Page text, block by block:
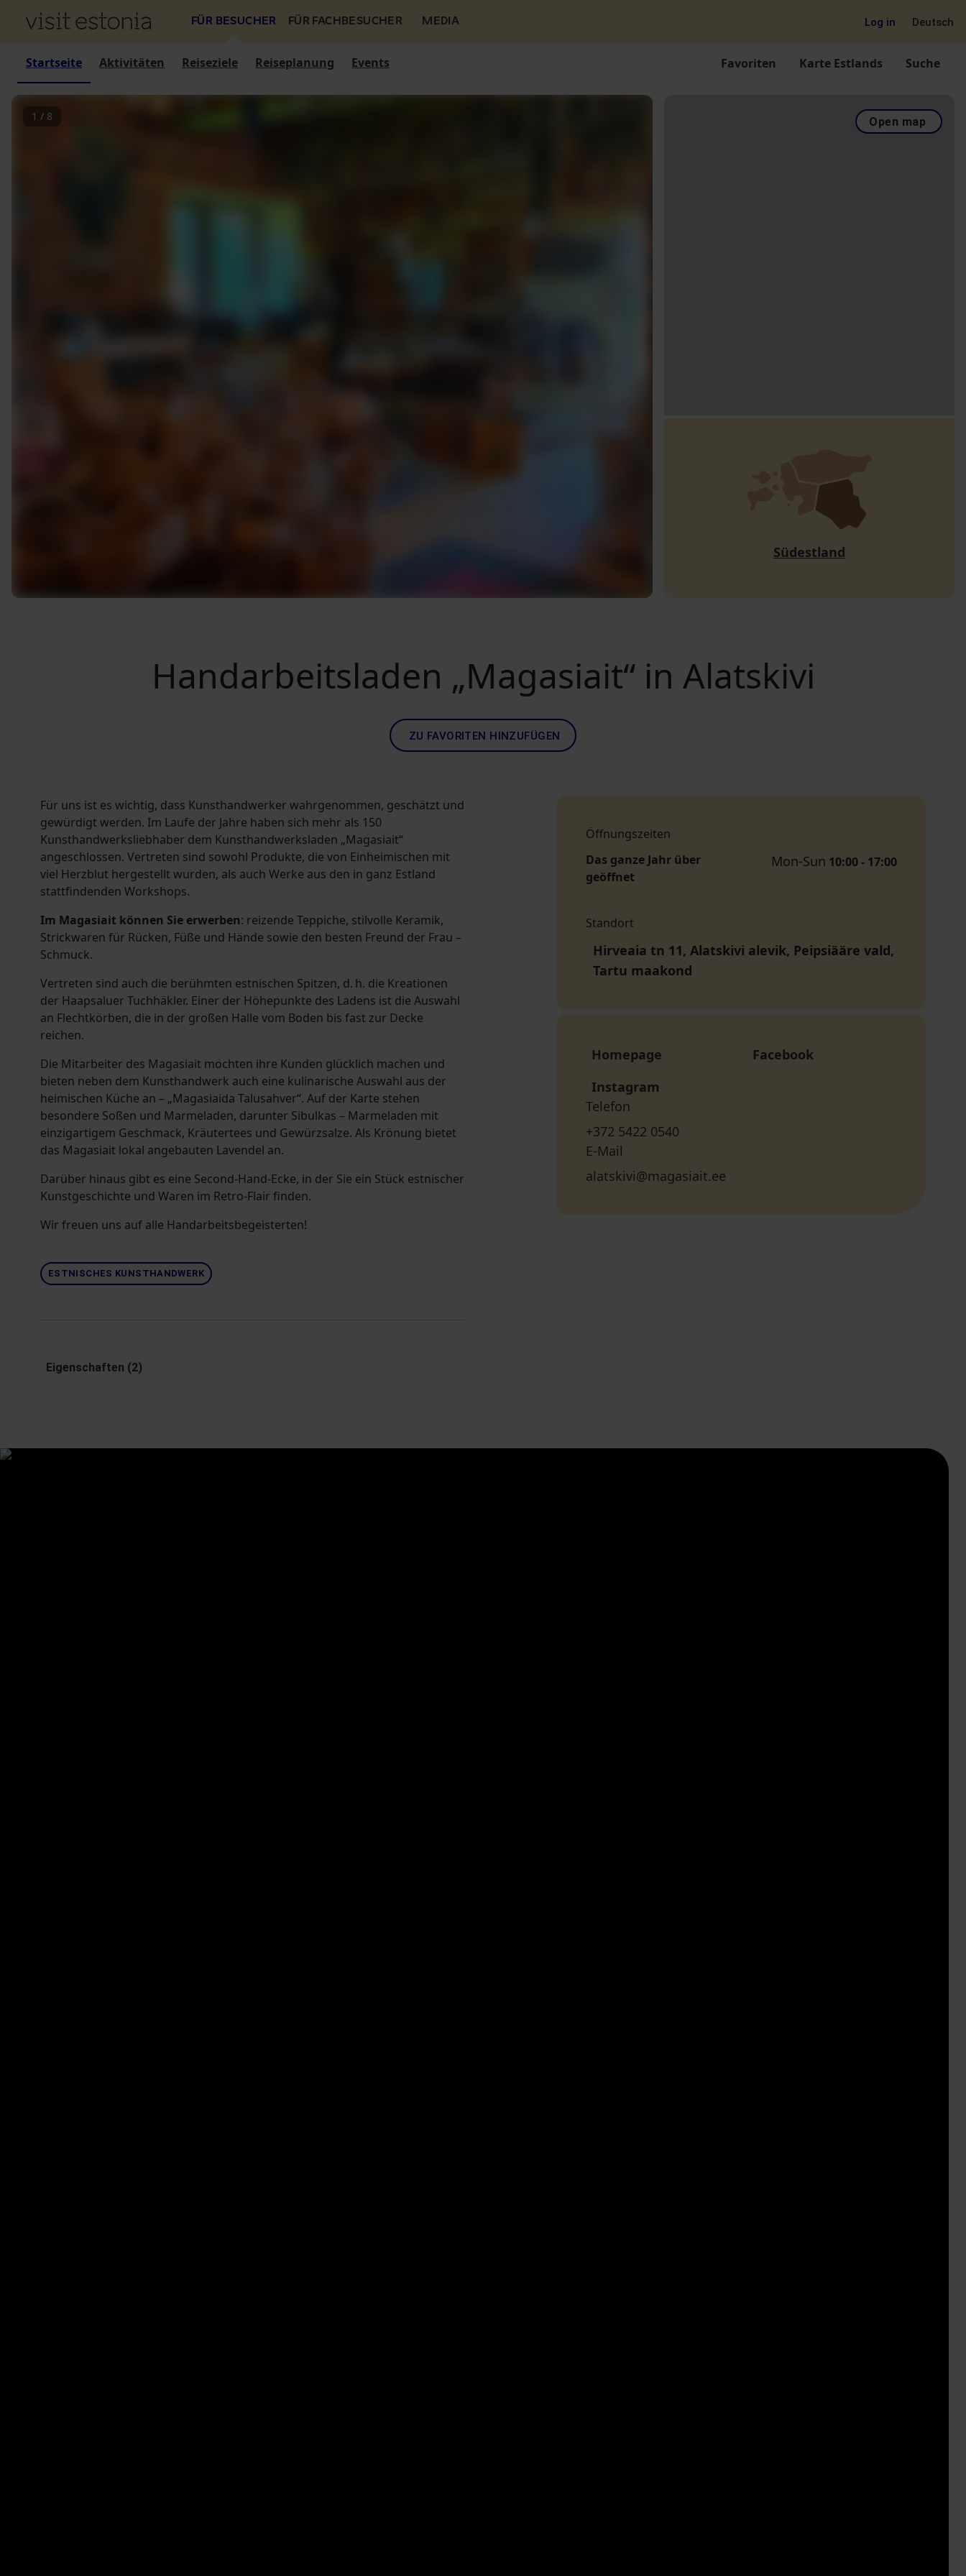
FÜR BESUCHER FÜR FACHBESUCHER MEDIA Log in Deutsch
Startseite Aktivitäten Reiseziele Reiseplanung Events Favoriten Karte Estlands Suche
1 / 8 Open map
Südestland
Handarbeitsladen „Magasiait“ in Alatskivi
ZU FAVORITEN HINZUFÜGEN
Für uns ist es wichtig, dass Kunsthandwerker wahrgenommen, geschätzt und
gewürdigt werden. Im Laufe der Jahre haben sich mehr als 150
Kunsthandwerksliebhaber dem Kunsthandwerksladen „Magasiait“
angeschlossen. Vertreten sind sowohl Produkte, die von Einheimischen mit
viel Herzblut hergestellt wurden, als auch Werke aus den in ganz Estland
stattfindenden Workshops.
Im Magasiait können Sie erwerben: reizende Teppiche, stilvolle Keramik,
Strickwaren für Rücken, Füße und Hände sowie den besten Freund der Frau –
Schmuck.
Vertreten sind auch die berühmten estnischen Spitzen, d. h. die Kreationen
der Haapsaluer Tuchhäkler. Einer der Höhepunkte des Ladens ist die Auswahl
an Flechtkörben, die in der großen Halle vom Boden bis fast zur Decke
reichen.
Die Mitarbeiter des Magasiait möchten ihre Kunden glücklich machen und
bieten neben dem Kunsthandwerk auch eine kulinarische Auswahl aus der
heimischen Küche an – „Magasiaida Talusahver“. Auf der Karte stehen
besondere Soßen und Marmeladen, darunter Sibulkas – Marmeladen mit
einzigartigem Geschmack, Kräutertees und Gewürzsalze. Als Krönung bietet
das Magasiait lokal angebauten Lavendel an.
Darüber hinaus gibt es eine Second-Hand-Ecke, in der Sie ein Stück estnischer
Kunstgeschichte und Waren im Retro-Flair finden.
Wir freuen uns auf alle Handarbeitsbegeisterten!
ESTNISCHES KUNSTHANDWERK
Eigenschaften (2)
Öffnungszeiten
Das ganze Jahr über
geöffnet
Mon-Sun 10:00 - 17:00
Standort
Hirveaia tn 11, Alatskivi alevik, Peipsiääre vald,
Tartu maakond
Homepage
Facebook
Instagram
Telefon
+372 5422 0540
E-Mail
alatskivi@magasiait.ee